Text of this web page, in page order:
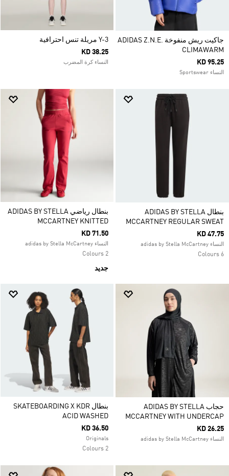
جاكيت ريش منفوخة ADIDAS Z.N.E.
CLIMAWARM
KD 95.25
النساء Sportswear
Y-3 مريلة تنس احترافية
KD 38.25
النساء كرة المضرب
بنطال ADIDAS BY STELLA
MCCARTNEY REGULAR SWEAT
KD 47.75
النساء adidas by Stella McCartney
6 Colours
بنطال رياضي ADIDAS BY STELLA
MCCARTNEY KNITTED
KD 71.50
النساء adidas by Stella McCartney
2 Colours
جديد
حجاب ADIDAS BY STELLA
MCCARTNEY WITH UNDERCAP
KD 26.25
النساء adidas by Stella McCartney
بنطال SKATEBOARDING X KDR
ACID WASHED
KD 36.50
Originals
2 Colours